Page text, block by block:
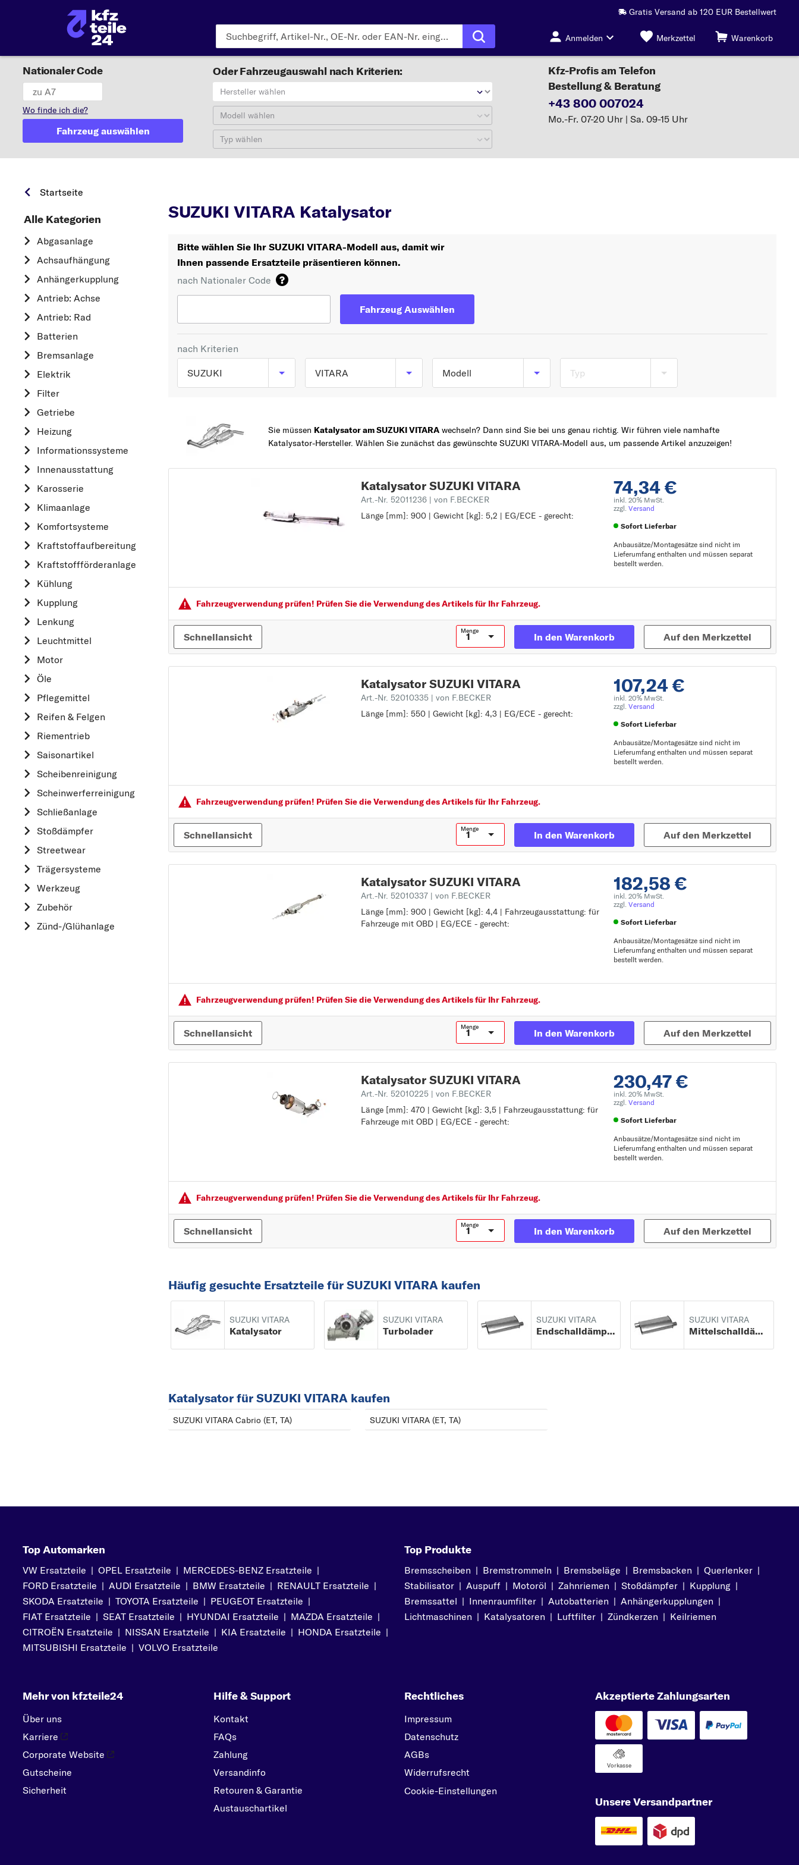
Gratis Versand ab 120 EUR Bestellwert
Anmelden Merkzettel Warenkorb
Nationaler Code
Wo finde ich die?
Fahrzeug auswählen
Oder Fahrzeugauswahl nach Kriterien:
Hersteller wählen
Modell wählen
Typ wählen
Kfz-Profis am Telefon
Bestellung & Beratung
+43 800 007024
Mo.-Fr. 07-20 Uhr | Sa. 09-15 Uhr
Startseite
Alle Kategorien
Abgasanlage
Achsaufhängung
Anhängerkupplung
Antrieb: Achse
Antrieb: Rad
Batterien
Bremsanlage
Elektrik
Filter
Getriebe
Heizung
Informationssysteme
Innenausstattung
Karosserie
Klimaanlage
Komfortsysteme
Kraftstoff­aufbereitung
Kraftstoff­förderanlage
Kühlung
Kupplung
Lenkung
Leuchtmittel
Motor
Öle
Pflegemittel
Reifen & Felgen
Riementrieb
Saisonartikel
Scheibenreinigung
Scheinwerferreinigung
Schließanlage
Stoßdämpfer
Streetwear
Trägersysteme
Werkzeug
Zubehör
Zünd-/Glühanlage
SUZUKI VITARA Katalysator
Bitte wählen Sie Ihr SUZUKI VITARA-Modell aus, damit wir
Ihnen passende Ersatzteile präsentieren können.
nach Nationaler Code
Fahrzeug Auswählen
nach Kriterien
SUZUKI
OPEL
C
CHEVROLET
CITROËN
D
HONDA
HYUNDAI
K
KIA
N
NISSAN
O
OPEL
SKODA
SMART
SUBARU
SUZUKI
VOLVO
VW
VITARA
JIMNY
ALTO
CELERIO
G
I
SAMURAI
SPLASH
SWIFT
W
WAGON R+
Modell
VITARA Cabrio (ET,
Typ
Sie müssen Katalysator am SUZUKI VITARA wechseln? Dann sind Sie bei uns genau richtig. Wir führen viele namhafte
Katalysator-Hersteller. Wählen Sie zunächst das gewünschte SUZUKI VITARA-Modell aus, um passende Artikel anzuzeigen!
74,34 €
inkl. 20% MwSt.
zzgl. Versand
Sofort Lieferbar
Anbausätze/Montagesätze sind nicht im
Lieferumfang enthalten und müssen separat
bestellt werden.
Zur Detailseite
Katalysator SUZUKI VITARA
Art.-Nr. 52011236 | von F.BECKER
Länge [mm]: 900 | Gewicht [kg]: 5,2 | EG/ECE - gerecht:
Länge [mm]: 900
Fahrzeugver­wendung prüfen! Prüfen Sie die Verwendung des Artikels für Ihr Fahrzeug.
Schnellansicht
Menge
In den Warenkorb Auf den Merkzettel
107,24 €
inkl. 20% MwSt.
zzgl. Versand
Sofort Lieferbar
Anbausätze/Montagesätze sind nicht im
Lieferumfang enthalten und müssen separat
bestellt werden.
Zur Detailseite
Katalysator SUZUKI VITARA
Art.-Nr. 52010335 | von F.BECKER
Länge [mm]: 550 | Gewicht [kg]: 4,3 | EG/ECE - gerecht:
Länge [mm]: 550
Fahrzeugver­wendung prüfen! Prüfen Sie die Verwendung des Artikels für Ihr Fahrzeug.
Schnellansicht
Menge
In den Warenkorb Auf den Merkzettel
182,58 €
inkl. 20% MwSt.
zzgl. Versand
Sofort Lieferbar
Anbausätze/Montagesätze sind nicht im
Lieferumfang enthalten und müssen separat
bestellt werden.
Zur Detailseite
Katalysator SUZUKI VITARA
Art.-Nr. 52010337 | von F.BECKER
Länge [mm]: 900 | Gewicht [kg]: 4,4 | Fahrzeugausstattung: für
Fahrzeuge mit OBD | EG/ECE - gerecht:
Länge [mm]: 900
Gewicht [kg]: 4,4
Fahrzeugver­wendung prüfen! Prüfen Sie die Verwendung des Artikels für Ihr Fahrzeug.
Schnellansicht
Menge
In den Warenkorb Auf den Merkzettel
230,47 €
inkl. 20% MwSt.
zzgl. Versand
Sofort Lieferbar
Anbausätze/Montagesätze sind nicht im
Lieferumfang enthalten und müssen separat
bestellt werden.
Zur Detailseite
Katalysator SUZUKI VITARA
Art.-Nr. 52010225 | von F.BECKER
Länge [mm]: 470 | Gewicht [kg]: 3,5 | Fahrzeugausstattung: für
Fahrzeuge mit OBD | EG/ECE - gerecht:
Länge [mm]: 470
Gewicht [kg]: 3,5
Fahrzeugver­wendung prüfen! Prüfen Sie die Verwendung des Artikels für Ihr Fahrzeug.
Schnellansicht
Menge
In den Warenkorb Auf den Merkzettel
Häufig gesuchte Ersatzteile für SUZUKI VITARA kaufen
SUZUKI VITARA
Katalysator
SUZUKI VITARA
Turbolader
SUZUKI VITARA
Endschalldämpfer
SUZUKI VITARA
Mittelschalldämpfer
Katalysator für SUZUKI VITARA kaufen
SUZUKI VITARA Cabrio (ET, TA) SUZUKI VITARA (ET, TA)
Top Automarken
VW Ersatzteile | OPEL Ersatzteile | MERCEDES-BENZ Ersatzteile |
FORD Ersatzteile | AUDI Ersatzteile | BMW Ersatzteile | RENAULT Ersatzteile |
SKODA Ersatzteile | TOYOTA Ersatzteile | PEUGEOT Ersatzteile |
FIAT Ersatzteile | SEAT Ersatzteile | HYUNDAI Ersatzteile | MAZDA Ersatzteile |
CITROËN Ersatzteile | NISSAN Ersatzteile | KIA Ersatzteile | HONDA Ersatzteile |
MITSUBISHI Ersatzteile | VOLVO Ersatzteile
Top Produkte
Bremsscheiben | Bremstrommeln | Bremsbeläge | Bremsbacken | Querlenker |
Stabilisator | Auspuff | Motoröl | Zahnriemen | Stoßdämpfer | Kupplung |
Bremssattel | Innenraumfilter | Autobatterien | Anhängerkupplungen |
Lichtmaschinen | Katalysatoren | Luftfilter | Zündkerzen | Keilriemen
Mehr von kfzteile24
Über uns
Karriere
Corporate Website
Gutscheine
Sicherheit
Hilfe & Support
Kontakt
FAQs
Zahlung
Versandinfo
Retouren & Garantie
Austauschartikel
Rechtliches
Impressum
Datenschutz
AGBs
Widerrufsrecht
Cookie-Einstellungen
Akzeptierte Zahlungsarten
Vorkasse
Unsere Versandpartner